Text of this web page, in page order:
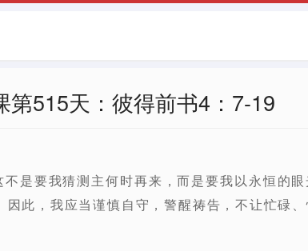
第515天：彼得前书4：7-19
是要我猜测主何时再来，而是要我以永恒的
此，我应当谨慎自守，警醒祷告，不让忙碌